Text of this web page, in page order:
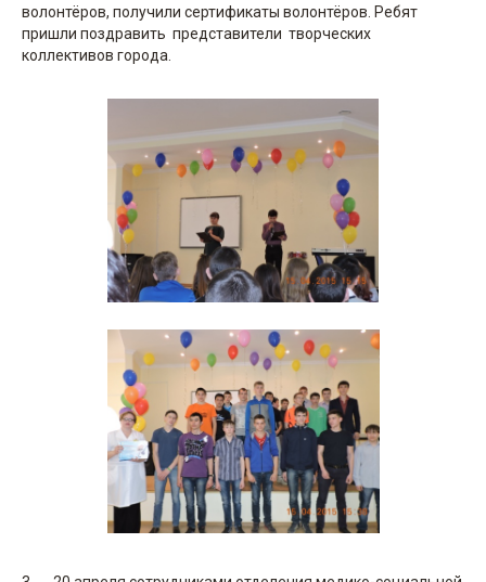
волонтёров, получили сертификаты волонтёров. Ребят
пришли поздравить представители творческих
коллективов города.